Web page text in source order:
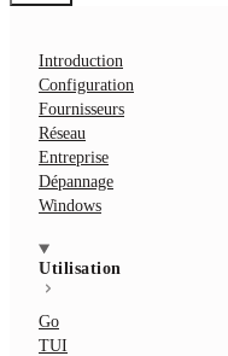
Introduction
Configuration
Fournisseurs
Réseau
Entreprise
Dépannage
Windows
Utilisation
Go
TUI